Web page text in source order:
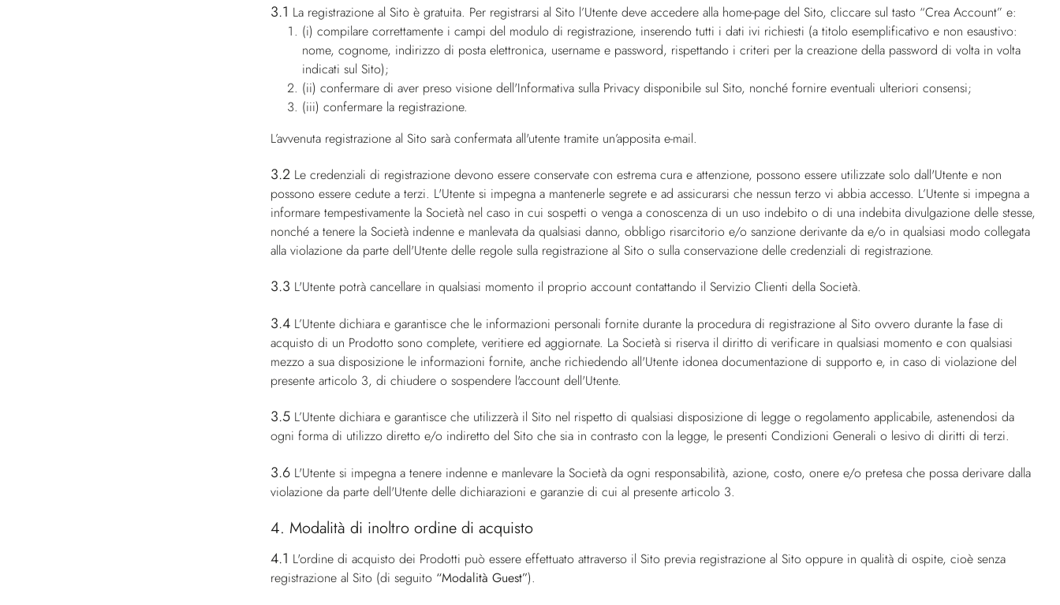
3.1 La registrazione al Sito è gratuita. Per registrarsi al Sito l’Utente deve accedere alla home-page del Sito, cliccare sul tasto “Crea Account” e:
(i) compilare correttamente i campi del modulo di registrazione, inserendo tutti i dati ivi richiesti (a titolo esemplificativo e non esaustivo:
nome, cognome, indirizzo di posta elettronica, username e password, rispettando i criteri per la creazione della password di volta in volta
indicati sul Sito);
(ii) confermare di aver preso visione dell'Informativa sulla Privacy disponibile sul Sito, nonché fornire eventuali ulteriori consensi;
(iii) confermare la registrazione.
L’avvenuta registrazione al Sito sarà confermata all'utente tramite un’apposita e-mail.
3.2 Le credenziali di registrazione devono essere conservate con estrema cura e attenzione, possono essere utilizzate solo dall'Utente e non
possono essere cedute a terzi. L'Utente si impegna a mantenerle segrete e ad assicurarsi che nessun terzo vi abbia accesso. L’Utente si impegna a
informare tempestivamente la Società nel caso in cui sospetti o venga a conoscenza di un uso indebito o di una indebita divulgazione delle stesse,
nonché a tenere la Società indenne e manlevata da qualsiasi danno, obbligo risarcitorio e/o sanzione derivante da e/o in qualsiasi modo collegata
alla violazione da parte dell'Utente delle regole sulla registrazione al Sito o sulla conservazione delle credenziali di registrazione.
3.3 L'Utente potrà cancellare in qualsiasi momento il proprio account contattando il Servizio Clienti della Società.
3.4 L’Utente dichiara e garantisce che le informazioni personali fornite durante la procedura di registrazione al Sito ovvero durante la fase di
acquisto di un Prodotto sono complete, veritiere ed aggiornate. La Società si riserva il diritto di verificare in qualsiasi momento e con qualsiasi
mezzo a sua disposizione le informazioni fornite, anche richiedendo all'Utente idonea documentazione di supporto e, in caso di violazione del
presente articolo 3, di chiudere o sospendere l'account dell'Utente.
3.5 L’Utente dichiara e garantisce che utilizzerà il Sito nel rispetto di qualsiasi disposizione di legge o regolamento applicabile, astenendosi da
ogni forma di utilizzo diretto e/o indiretto del Sito che sia in contrasto con la legge, le presenti Condizioni Generali o lesivo di diritti di terzi.
3.6 L'Utente si impegna a tenere indenne e manlevare la Società da ogni responsabilità, azione, costo, onere e/o pretesa che possa derivare dalla
violazione da parte dell'Utente delle dichiarazioni e garanzie di cui al presente articolo 3.
4. Modalità di inoltro ordine di acquisto
4.1 L'ordine di acquisto dei Prodotti può essere effettuato attraverso il Sito previa registrazione al Sito oppure in qualità di ospite, cioè senza
registrazione al Sito (di seguito “Modalità Guest”).